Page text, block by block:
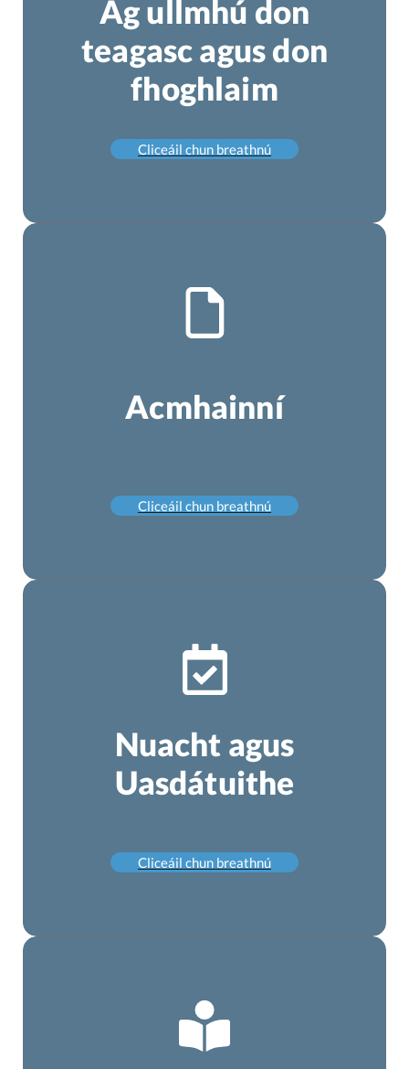
Ag ullmhú don
teagasc agus don
fhoghlaim
Cliceáil chun breathnú
Acmhainní
Cliceáil chun breathnú
Nuacht agus
Uasdátuithe
Cliceáil chun breathnú